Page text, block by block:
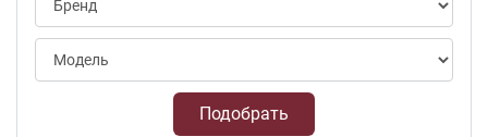
Подобрать